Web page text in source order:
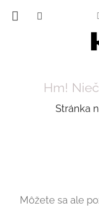
obsah
Hm!
Stránka
Môžete sa ale